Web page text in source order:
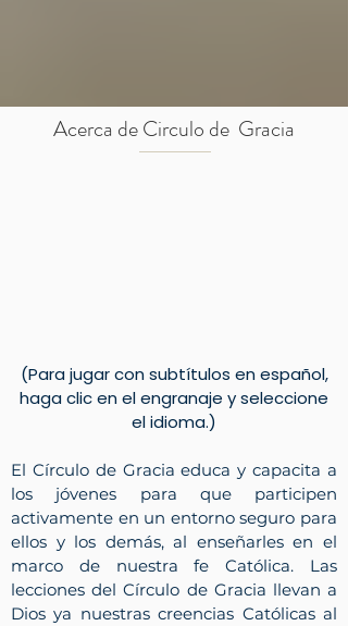
Acerca de Circulo de Gracia
(Para jugar con subtítulos en español,
haga clic en el engranaje y seleccione
el idioma.)
El Círculo de Gracia educa y capacita a
los jóvenes para que participen
activamente en un entorno seguro para
ellos y los demás, al enseñarles en el
marco de nuestra fe Católica. Las
lecciones del Círculo de Gracia llevan a
Dios ya nuestras creencias Católicas al